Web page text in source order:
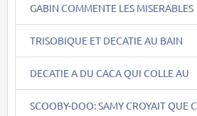
GABIN COMMENTE LES MISERABLES
TRISOBIQUE ET DECATIE AU BAIN
DECATIE A DU CACA QUI COLLE AU
SCOOBY-DOO: SAMY CROYAIT QUE C